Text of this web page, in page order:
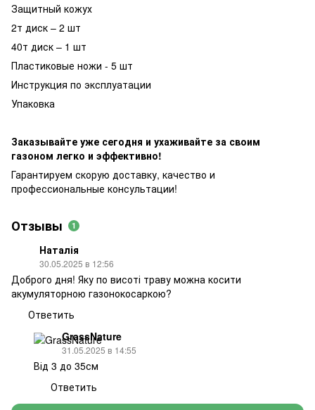
Защитный кожух
2т диск – 2 шт
40т диск – 1 шт
Пластиковые ножи - 5 шт
Инструкция по эксплуатации
Упаковка
Заказывайте уже сегодня и ухаживайте за своим
газоном легко и эффективно!
Гарантируем скорую доставку, качество и
профессиональные консультации!
Отзывы 1
Наталія
30.05.2025 в 12:56
Доброго дня! Яку по висоті траву можна косити
акумуляторною газонокосаркою?
Ответить
GrassNature
31.05.2025 в 14:55
Від 3 до 35см
Ответить